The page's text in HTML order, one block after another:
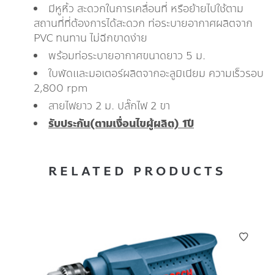
มีหูหิ้ว สะดวกในการเคลื่อนที่ หรือย้ายไปใช้ตาม
สถานที่ที่ต้องการได้สะดวก ท่อระบายอากาศผลิตจาก
PVC ทนทาน ไม่ฉีกขาดง่าย
พร้อมท่อระบายอากาศขนาดยาว 5 ม.
ใบพัดและมอเตอร์ผลิตจากอะลูมิเนียม ความเร็วรอบ
2,800 rpm
สายไฟยาว 2 ม. ปลั๊กไฟ 2 ขา
รับประกัน(ตามเงื่อนไขผู้ผลิต) 1ปี
RELATED PRODUCTS